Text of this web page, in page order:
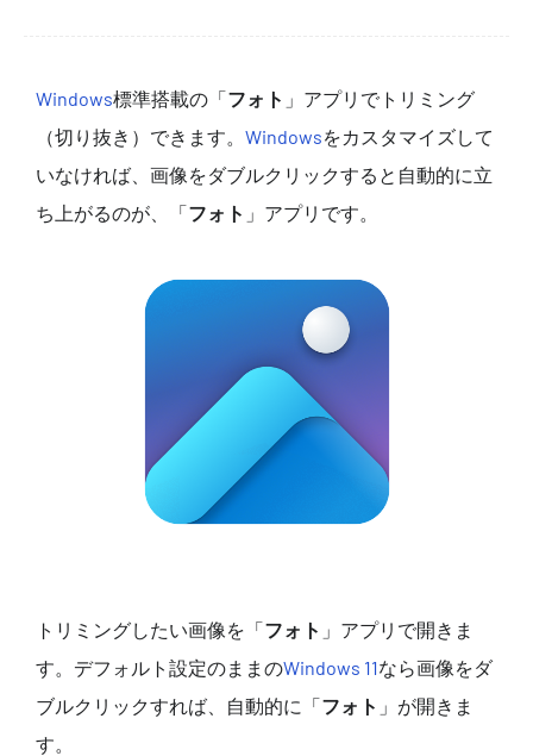
Windows標準搭載の「フォト 」アプリでトリミング
（切り抜き）できます。 Windowsをカスタマイズして
いなければ、画像をダブルクリックすると自動的に立
ち上がるのが、「フォト 」アプリです。
トリミングしたい画像を「フォト 」アプリで開きま
す。デフォルト設定のままのWindows 11なら画像をダ
ブルクリックすれば、自動的に「フォト 」が開きま
す。